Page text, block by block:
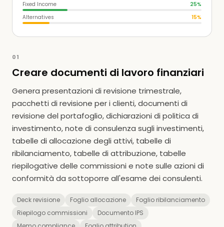
Fixed Income
25%
Alternatives
15%
01
Creare documenti di lavoro finanziari
Genera presentazioni di revisione trimestrale,
pacchetti di revisione per i clienti, documenti di
revisione del portafoglio, dichiarazioni di politica di
investimento, note di consulenza sugli investimenti,
tabelle di allocazione degli attivi, tabelle di
ribilanciamento, tabelle di attribuzione, tabelle
riepilogative delle commissioni e note sulle azioni di
conformità da sottoporre all'esame dei consulenti.
Deck revisione Foglio allocazione
Foglio ribilanciamento
Riepilogo commissioni
Documento IPS